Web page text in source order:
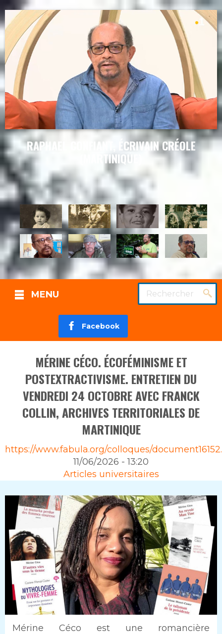
RAPHAEL CONFIANT, ÉCRIVAIN CRÉOLE
(MARTINIQUE)
MENU Rechercher
Facebook
MÉRINE CÉCO. ÉCOFÉMINISME ET
POSTEXTRACTIVISME. ENTRETIEN DU
VENDREDI 24 OCTOBRE AVEC FRANCK
COLLIN, ARCHIVES TERRITORIALES DE
MARTINIQUE
Source
https://www.fabula.org/colloques/
11/06/2026 - 13:20
Articles universitaires
Intro
Mérine Céco est une romancière